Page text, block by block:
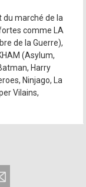
du marché de la
comme LA
de la Guerre),
(Asylum,
Harry
Ninjago, La
Vilains,